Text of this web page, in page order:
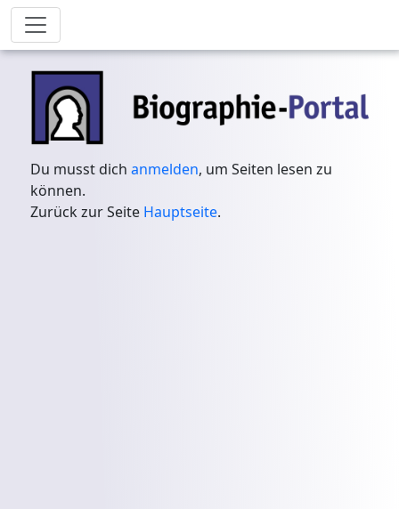
Du musst dichanmelden, um Seiten lesen zu
können.
Zurück zur Seite Hauptseite.